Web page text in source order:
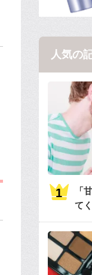
人気の
「
て
何